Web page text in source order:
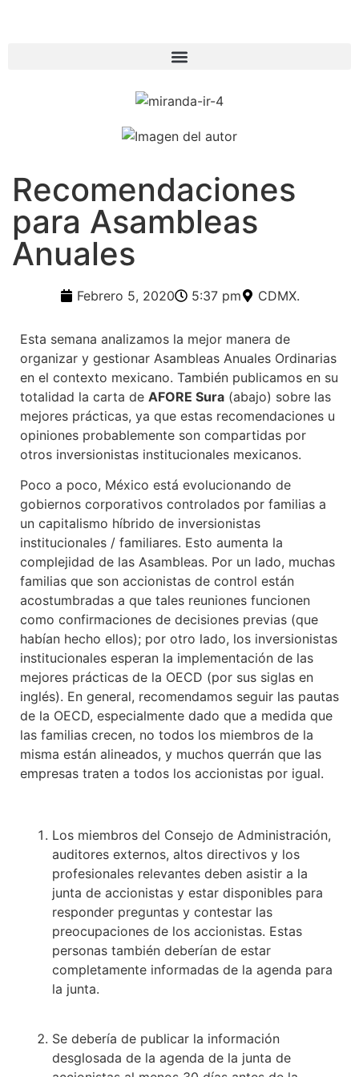
Recomendaciones
para Asambleas
Anuales
Febrero 5, 2020 5:37 pm CDMX.
Esta semana analizamos la mejor manera de
organizar y gestionar Asambleas Anuales Ordinarias
en el contexto mexicano. También publicamos en su
totalidad la carta de AFORE Sura (abajo) sobre las
mejores prácticas, ya que estas recomendaciones u
opiniones probablemente son compartidas por
otros inversionistas institucionales mexicanos.
Poco a poco, México está evolucionando de
gobiernos corporativos controlados por familias a
un capitalismo híbrido de inversionistas
institucionales / familiares. Esto aumenta la
complejidad de las Asambleas. Por un lado, muchas
familias que son accionistas de control están
acostumbradas a que tales reuniones funcionen
como confirmaciones de decisiones previas (que
habían hecho ellos); por otro lado, los inversionistas
institucionales esperan la implementación de las
mejores prácticas de la OECD (por sus siglas en
inglés). En general, recomendamos seguir las pautas
de la OECD, especialmente dado que a medida que
las familias crecen, no todos los miembros de la
misma están alineados, y muchos querrán que las
empresas traten a todos los accionistas por igual.
Los miembros del Consejo de Administración,
auditores externos, altos directivos y los
profesionales relevantes deben asistir a la
junta de accionistas y estar disponibles para
responder preguntas y contestar las
preocupaciones de los accionistas. Estas
personas también deberían de estar
completamente informadas de la agenda para
la junta.
Se debería de publicar la información
desglosada de la agenda de la junta de